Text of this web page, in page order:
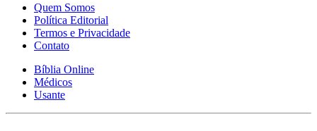
Quem Somos
Política Editorial
Termos e Privacidade
Contato
Bíblia Online
Médicos
Usante